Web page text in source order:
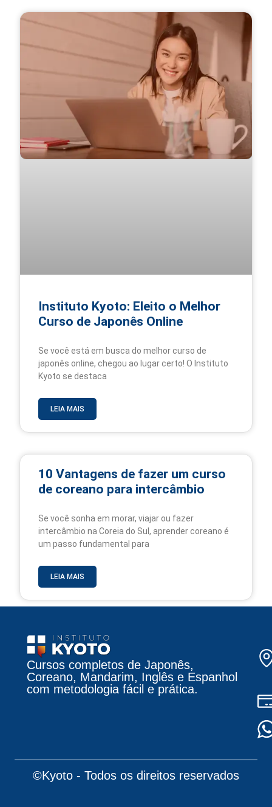
Instituto Kyoto: Eleito o Melhor
Curso de Japonês Online
Se você está em busca do melhor curso de
japonês online, chegou ao lugar certo! O Instituto
Kyoto se destaca
LEIA MAIS
10 Vantagens de fazer um curso
de coreano para intercâmbio
Se você sonha em morar, viajar ou fazer
intercâmbio na Coreia do Sul, aprender coreano é
um passo fundamental para
LEIA MAIS
Cursos completos de Japonês,
Coreano, Mandarim, Inglês e Espanhol
com metodologia fácil e prática.
©Kyoto - Todos os direitos reservados